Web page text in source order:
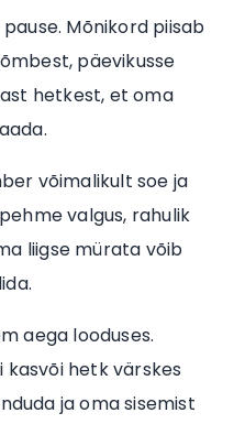
Mõnikord piisab
päevikusse
hetkest, et oma
võimalikult soe ja
valgus, rahulik
liigse mürata võib
aega looduses.
kasvõi hetk värskes
ja oma sisemist